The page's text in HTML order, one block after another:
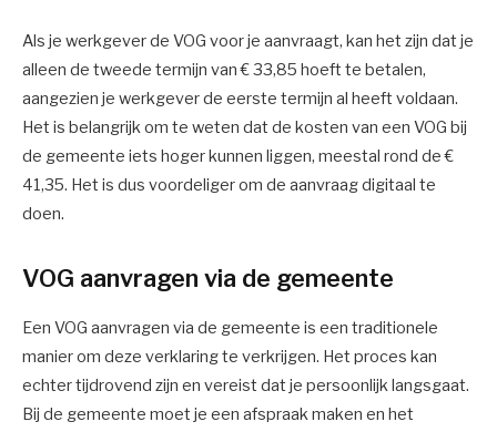
Als je werkgever de VOG voor je aanvraagt, kan het zijn dat je
alleen de tweede termijn van € 33,85 hoeft te betalen,
aangezien je werkgever de eerste termijn al heeft voldaan.
Het is belangrijk om te weten dat de kosten van een VOG bij
de gemeente iets hoger kunnen liggen, meestal rond de €
41,35. Het is dus voordeliger om de aanvraag digitaal te
doen.
VOG aanvragen via de gemeente
Een VOG aanvragen via de gemeente is een traditionele
manier om deze verklaring te verkrijgen. Het proces kan
echter tijdrovend zijn en vereist dat je persoonlijk langsgaat.
Bij de gemeente moet je een afspraak maken en het